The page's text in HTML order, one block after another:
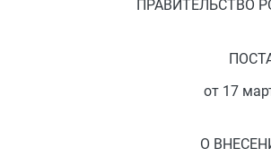
ПРАВИТЕЛЬСТВО
от 17
О